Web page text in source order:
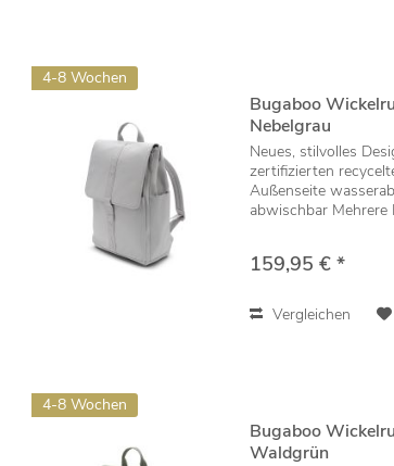
4-8 Wochen
Bugaboo
Nebelgrau
Neues, stilvolles
zertifizierten
Außenseite
abwischbar Mehrere
Babyutensilien zu...
159,95 € *
Vergleichen
4-8 Wochen
Bugaboo
Waldgrün